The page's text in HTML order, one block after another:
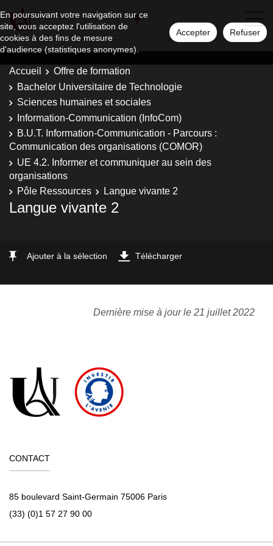
En poursuivant votre navigation sur ce
site, vous acceptez l'utilisation de
cookies à des fins de mesure
d'audience (statistiques anonymes).
Accepter Refuser
Accueil
Offre de formation
Bachelor Universitaire de Technologie
Sciences humaines et sociales
Information-Communication (InfoCom)
B.U.T. Information-Communication - Parcours :
Communication des organisations (COMOR)
UE 4.2. Informer et communiquer au sein des
organisations
Pôle Ressources
Langue vivante 2
Langue vivante 2
Ajouter à la sélection Télécharger
Dernière mise à jour le 21 juillet 2022
CONTACT
85 boulevard Saint-Germain 75006 Paris
(33) (0)1 57 27 90 00